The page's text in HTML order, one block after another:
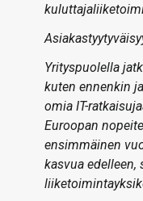
Yrityspuolella
kuten ennenkin
omia IT-
Euroopan
ensimmäinen
kasvua edelleen,